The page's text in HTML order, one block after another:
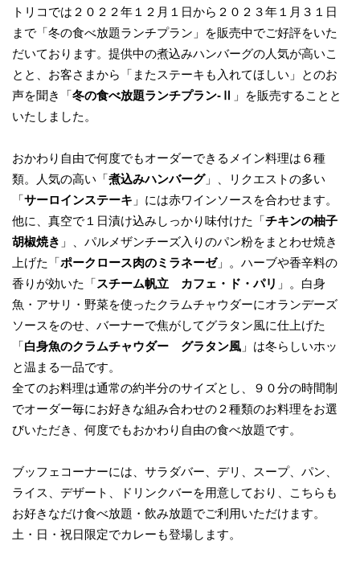
トリコでは２０２２年１２月１日から２０２３年１月３１日
まで「冬の食べ放題ランチプラン」を販売中でご好評をいた
だいております。提供中の煮込みハンバーグの人気が高いこ
とと、お客さまから「またステーキも入れてほしい」とのお
声を聞き「冬の食べ放題ランチプラン-Ⅱ 」を販売することと
いたしました。
おかわり自由で何度でもオーダーできるメイン料理は６種
類。人気の高い「煮込みハンバーグ」、リクエストの多い
「サーロインステーキ 」には赤ワインソースを合わせます。
他に、真空で１日漬け込みしっかり味付けた「チキンの柚子
胡椒焼き 」、パルメザンチーズ入りのパン粉をまとわせ焼き
上げた「ポークロース肉のミラネーゼ」。ハーブや香辛料の
香りが効いた「スチーム帆立 カフェ・ド・パリ 」。白身
魚・アサリ・野菜を使ったクラムチャウダーにオランデーズ
ソースをのせ、バーナーで焦がしてグラタン風に仕上げた
「白身魚のクラムチャウダー グラタン風 」は冬らしいホッ
と温まる一品です。
全てのお料理は通常の約半分のサイズとし、９０分の時間制
でオーダー毎にお好きな組み合わせの２種類のお料理をお選
びいただき、何度でもおかわり自由の食べ放題です。
ブッフェコーナーには、サラダバー、デリ、スープ、パン、
ライス、デザート、ドリンクバーを用意しており、こちらも
お好きなだけ食べ放題・飲み放題でご利用いただけます。
土・日・祝日限定でカレーも登場します。